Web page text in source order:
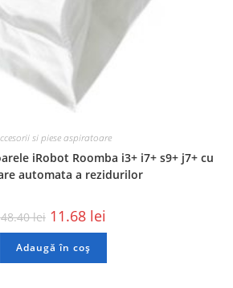
si piese aspiratoare
iRobot Roomba i3+ i7+ s9+ j7+ cu
automata a rezidurilor
48.40lei 11.68 lei
Adaugă în coș